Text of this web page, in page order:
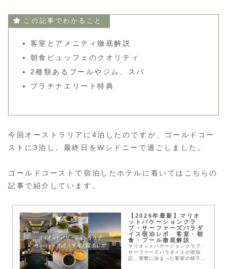
この記事でわかること
客室とアメニティ徹底解説
朝食ビュッフェのクオリティ
2種類あるプールやジム、スパ
プラチナエリート特典
今回オーストラリアに4泊したのですが、ゴールドコー
ストに3泊し、最終日をWシドニーで過ごしました。
ゴールドコーストで宿泊したホテルに着いてはこちらの
記事で紹介しています。
【2026年最新】マリオ
ットバケーションクラ
ブ・サーファーズパラダ
イス宿泊レポ 客室・朝
食・プール徹底解説
マリオットバケーションクラブ・
サーファーズパラダイスの宿泊
記。実際に泊まった客室の様子や